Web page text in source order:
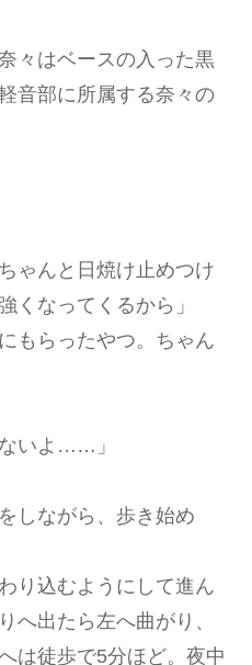
々はベースの入った黒
音部に所属する奈々の
ゃんと日焼け止めつけ
なってくるから」
もらったやつ。ちゃん
いよ……」
しながら、歩き始め
り込むようにして進ん
へ出たら左へ曲がり、
は徒歩で5分ほど。夜中